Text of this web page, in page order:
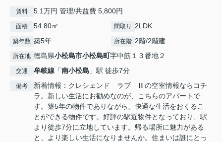
賃料 5.1万円 管理/共益費 5,800円
面積 54.80㎡ 間取り 2LDK
築年数 築5年 所在階 2階/2階建
所在地 徳島県小松島市小松島町字中筋１３番地２
交通 牟岐線 「南小松島 」駅 徒歩7分
備考
新着情報：クレシェンド ラブ Ⅲの空室情報ならコチ
ラ。新しい生活にお勧めなのが、こちらのアパートで
す。築5年の物件でありながら、快適な生活をおくるこ
とができる物件です。好評の駅近物件となっており、駅
より徒歩7分に立地しています。帰る場所に魅力がある
と、より楽しい生活になりませんか。住まいは誰にとっ